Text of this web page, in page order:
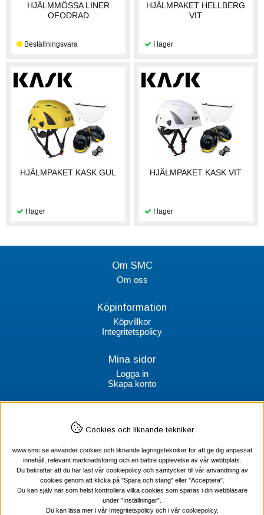
HJÄLMMÖSSA LINER
OFODRAD
HJÄLMPAKET HELLBERG
VIT
HJÄLMPAKET KASK GUL HJÄLMPAKET KASK VIT
Om SMC
Om oss
Köpinformation
Köpvillkor
Integritetspolicy
Mina sidor
Logga in
Skapa konto
SMC Stockholms Maskincentral AB
100 64 Stockholm
Tel Verktyg: 08-578 55 230
Tel Värmekabel: 08-578 55 240
Cookies och liknande tekniker
www.smc.se använder cookies och liknande lagringstekniker för att ge dig anpassat
innehåll, relevant marknadsföring och en bättre upplevelse av vår webbplats.
Du bekräftar att du har läst vår cookiepolicy och samtycker till vår användning av
cookies genom att klicka på "Spara och stäng" eller "Acceptera".
Du kan själv när som helst kontrollera vilka cookies som sparas i din webbläsare
under ”Inställningar”.
Du kan läsa mer i vår Integritetspolicyoch i vår cookiepolicy.